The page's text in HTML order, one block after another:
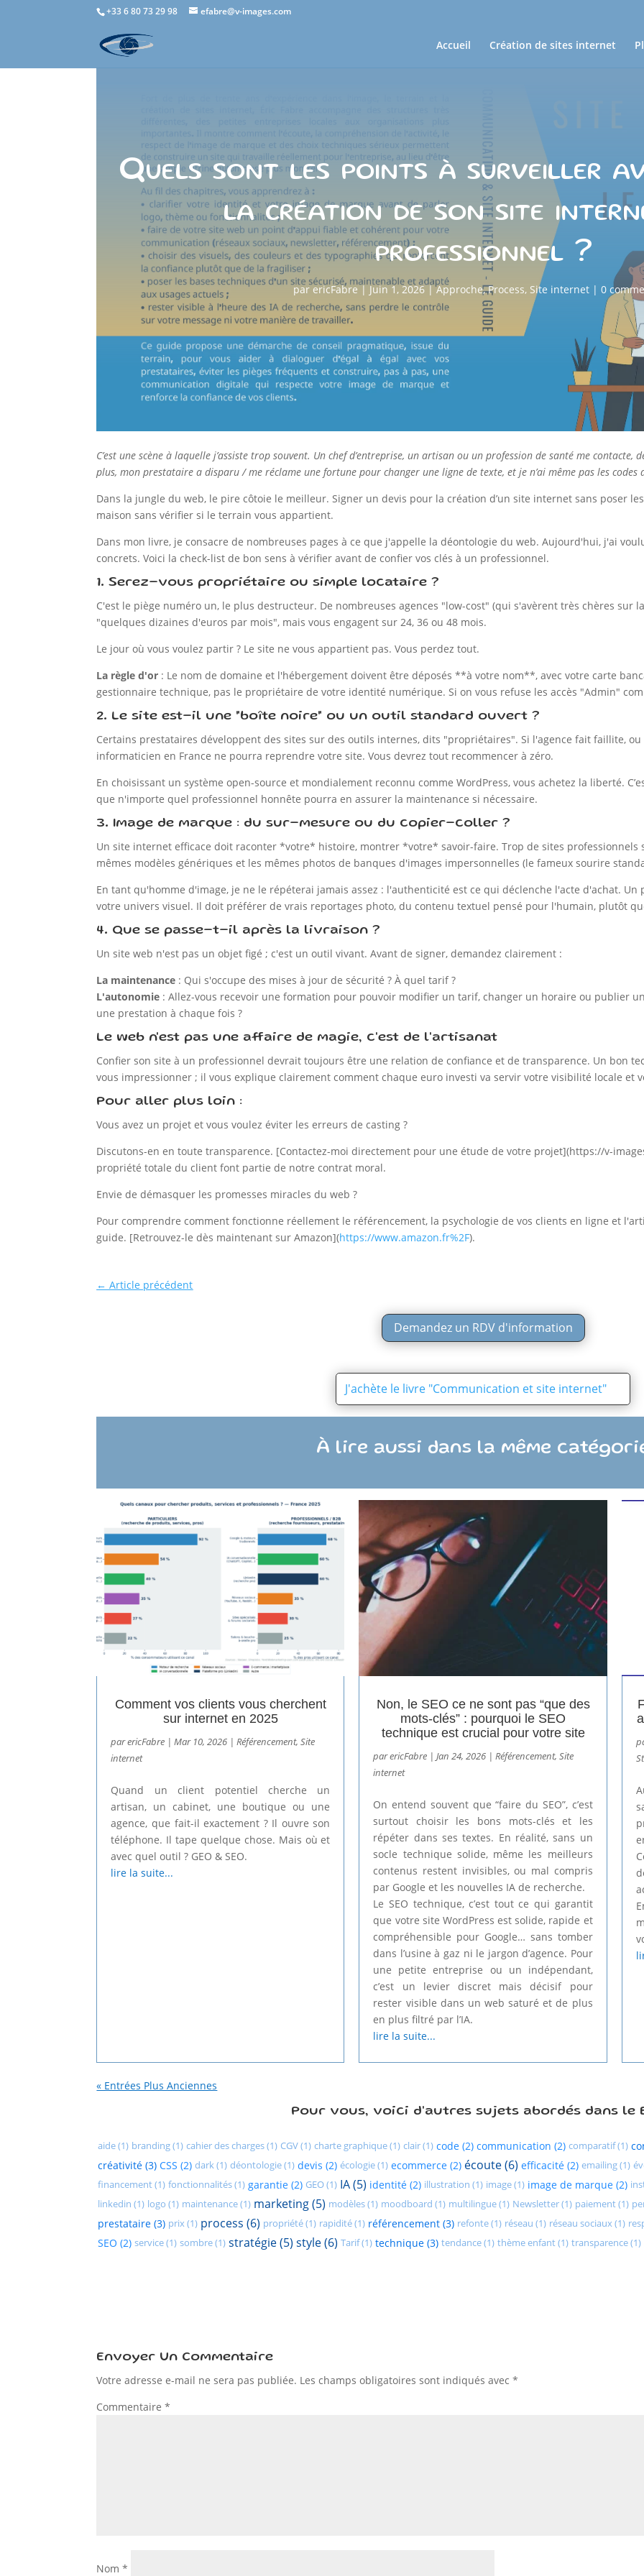
+33 6 80 73 29 98 efabre@v-images.com
Accueil Création de sites internet
Quels sont les points à surveiller
la création de son site
professionnel ?
parericFabre|Juin 1, 2026|Approche,Process, Site internet| 0
C’est une scène à laquelle j’assiste trop souvent. Un chef d’entreprise, un artisan ou un profession de santé me
plus, mon prestataire a disparu / me réclame une fortune pour changer une ligne de texte, et je n’ai même pas les codes
Dans la jungle du web, le pire côtoie le meilleur. Signer un devis pour la création d’un site internet sans poser
maison sans vérifier si le terrain vous appartient.
Dans mon livre, je consacre de nombreuses pages à ce que j'appelle la déontologie du web. Aujourd'hui, j'ai
concrets. Voici la check-list de bon sens à vérifier avant de confier vos clés à un professionnel.
1. Serez-vous propriétaire ou simple locataire ?
C'est le piège numéro un, le plus destructeur. De nombreuses agences "low-cost" (qui s'avèrent très chères sur
"quelques dizaines d'euros par mois", mais vous engagent sur 24, 36 ou 48 mois.
Le jour où vous voulez partir ? Le site ne vous appartient pas. Vous perdez tout.
La règle d'or : Le nom de domaine et l'hébergement doivent être déposés **à votre nom**, avec votre carte
gestionnaire technique, pas le propriétaire de votre identité numérique. Si on vous refuse les accès "Admin"
2. Le site est-il une "boîte noire" ou un outil standard ouvert ?
Certains prestataires développent des sites sur des outils internes, dits "propriétaires". Si l'agence fait faillite,
informaticien en France ne pourra reprendre votre site. Vous devrez tout recommencer à zéro.
En choisissant un système open-source et mondialement reconnu comme WordPress, vous achetez la liberté.
que n'importe quel professionnel honnête pourra en assurer la maintenance si nécessaire.
3. Image de marque : du sur-mesure ou du copier-coller ?
Un site internet efficace doit raconter *votre* histoire, montrer *votre* savoir-faire. Trop de sites
mêmes modèles génériques et les mêmes photos de banques d'images impersonnelles (le fameux sourire
En tant qu'homme d'image, je ne le répéterai jamais assez : l'authenticité est ce qui déclenche l'acte d'achat.
votre univers visuel. Il doit préférer de vrais reportages photo, du contenu textuel pensé pour l'humain, plutôt
4. Que se passe-t-il après la livraison ?
Un site web n'est pas un objet figé ; c'est un outil vivant. Avant de signer, demandez clairement :
La maintenance : Qui s'occupe des mises à jour de sécurité ? À quel tarif ?
L'autonomie : Allez-vous recevoir une formation pour pouvoir modifier un tarif, changer un horaire ou publier
une prestation à chaque fois ?
Le web n'est pas une affaire de magie, c'est de l'artisanat
Confier son site à un professionnel devrait toujours être une relation de confiance et de transparence. Un bon
vous impressionner ; il vous explique clairement comment chaque euro investi va servir votre visibilité locale et
Pour aller plus loin :
Vous avez un projet et vous voulez éviter les erreurs de casting ?
Discutons-en en toute transparence. [Contactez-moi directement pour une étude de votre projet](https://v-
propriété totale du client font partie de notre contrat moral.
Envie de démasquer les promesses miracles du web ?
Pour comprendre comment fonctionne réellement le référencement, la psychologie de vos clients en ligne et
guide. [Retrouvez-le dès maintenant sur Amazon](https://www.amazon.fr%2F).
←Article précédent
Demandez un RDV d'information
J'achète le livre "Communication et site internet"
À lire aussi dans la même
Comment vos clients vous cherchent
sur internet en 2025
parericFabre |Mar 10, 2026 |Référencement,Site
internet
Quand un client potentiel cherche un
artisan, un cabinet, une boutique ou une
agence, que fait-il exactement ? Il ouvre son
téléphone. Il tape quelque chose. Mais où et
avec quel outil ? GEO & SEO.
lire la suite...
Non, le SEO ce ne sont pas “que des
mots-clés” : pourquoi le SEO
technique est crucial pour votre site
parericFabre |Jan 24, 2026 |Référencement,Site
internet
On entend souvent que “faire du SEO”, c’est
surtout choisir les bons mots-clés et les
répéter dans ses textes. En réalité, sans un
socle technique solide, même les meilleurs
contenus restent invisibles, ou mal compris
par Google et les nouvelles IA de recherche.
Le SEO technique, c’est tout ce qui garantit
que votre site WordPress est solide, rapide et
compréhensible pour Google… sans tomber
dans l’usine à gaz ni le jargon d’agence. Pour
une petite entreprise ou un indépendant,
c’est un levier discret mais décisif pour
rester visible dans un web saturé et de plus
en plus filtré par l’IA.
lire la suite...
« Entrées Plus Anciennes
Pour vous, voici d'autres sujets abordés dans le
aide (1) branding (1) cahier des charges (1) CGV (1) charte graphique (1) clair (1) code (2) communication (2) comparatif (1)
créativité (3) CSS (2) dark (1) déontologie (1) devis (2) écologie (1) ecommerce (2) écoute (6) efficacité (2) emailing (1)
financement (1) fonctionnalités (1) garantie (2) GEO (1) IA (5) identité (2) illustration (1) image (1) image de marque (2)
linkedin (1) logo (1) maintenance (1) marketing (5) modèles (1) moodboard (1) multilingue (1) Newsletter (1) paiement (1)
prestataire (3) prix (1) process (6) propriété (1) rapidité (1) référencement (3) refonte (1) réseau (1) réseau sociaux (1)
SEO (2) service (1) sombre (1) stratégie (5) style (6) Tarif (1) technique (3) tendance (1) thème enfant (1) transparence (1)
Envoyer Un Commentaire
Votre adresse e-mail ne sera pas publiée. Les champs obligatoires sont indiqués avec*
Commentaire*
Nom*